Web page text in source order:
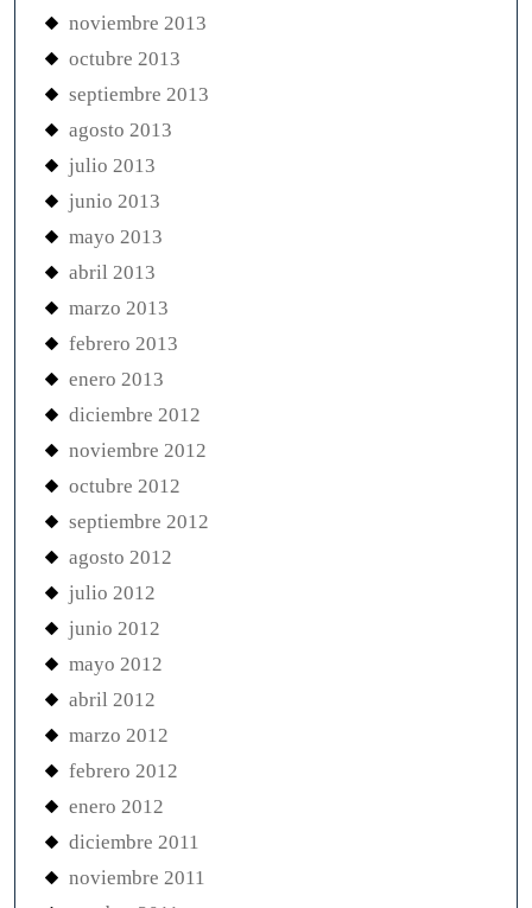
noviembre 2013
octubre 2013
septiembre 2013
agosto 2013
julio 2013
junio 2013
mayo 2013
abril 2013
marzo 2013
febrero 2013
enero 2013
diciembre 2012
noviembre 2012
octubre 2012
septiembre 2012
agosto 2012
julio 2012
junio 2012
mayo 2012
abril 2012
marzo 2012
febrero 2012
enero 2012
diciembre 2011
noviembre 2011